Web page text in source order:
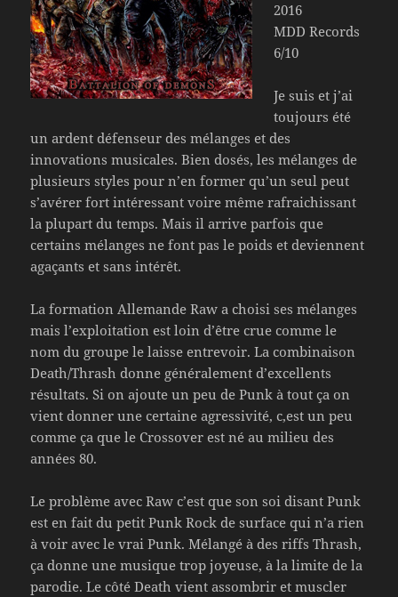
2016
MDD Records
6/10
Je suis et j’ai
toujours été
un ardent défenseur des mélanges et des
innovations musicales. Bien dosés, les mélanges de
plusieurs styles pour n’en former qu’un seul peut
s’avérer fort intéressant voire même rafraichissant
la plupart du temps. Mais il arrive parfois que
certains mélanges ne font pas le poids et deviennent
agaçants et sans intérêt.
La formation Allemande Raw a choisi ses mélanges
mais l’exploitation est loin d’être crue comme le
nom du groupe le laisse entrevoir. La combinaison
Death/Thrash donne généralement d’excellents
résultats. Si on ajoute un peu de Punk à tout ça on
vient donner une certaine agressivité, c,est un peu
comme ça que le Crossover est né au milieu des
années 80.
Le problème avec Raw c’est que son soi disant Punk
est en fait du petit Punk Rock de surface qui n’a rien
à voir avec le vrai Punk. Mélangé à des riffs Thrash,
ça donne une musique trop joyeuse, à la limite de la
parodie. Le côté Death vient assombrir et muscler